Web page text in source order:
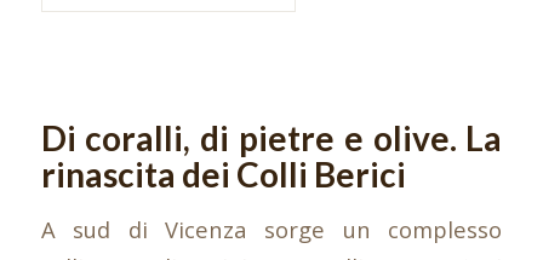
Di coralli, di pietre e olive. La
rinascita dei Colli Berici
A sud di Vicenza sorge un complesso